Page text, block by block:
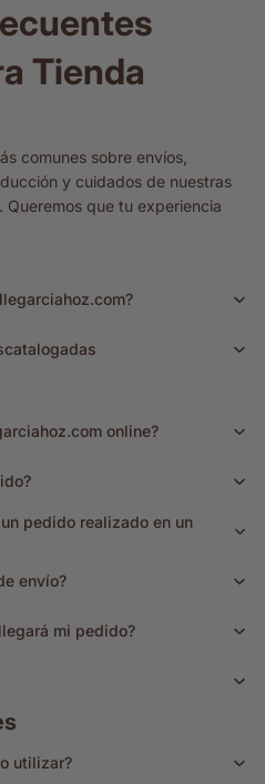
Tienda
comunes sobre envíos,
y cuidados de nuestras
que tu experiencia
online?
pedido realizado en un
envío?
mi pedido?
utilizar?